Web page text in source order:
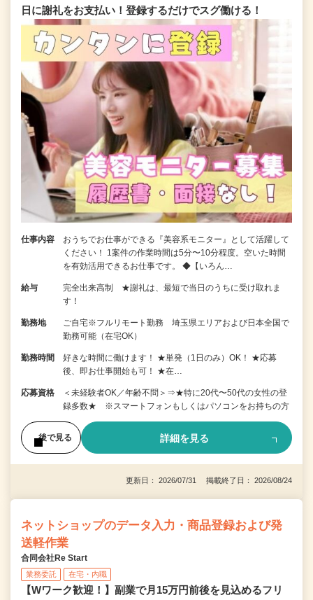
日に謝礼をお支払い！登録するだけでスグ働ける！
仕事内容
おうちでお仕事ができる『美容系モニター』として活躍して
ください！ 1案件の作業時間は5分〜10分程度。空いた時間
を有効活用できるお仕事です。 ◆【いろん…
給与
完全出来高制 ★謝礼は、最短で当日のうちに受け取れま
す！
勤務地
ご自宅※フルリモート勤務 埼玉県エリアおよび日本全国で
勤務可能（在宅OK）
勤務時間
好きな時間に働けます！ ★単発（1日のみ）OK！ ★応募
後、即お仕事開始も可！ ★在…
応募資格
＜未経験者OK／年齢不問＞⇒★特に20代〜50代の女性の登
録多数★ ※スマートフォンもしくはパソコンをお持ちの方
後で見る 詳細を見る
更新日： 2026/07/31 掲載終了日： 2026/08/24
ネットショップのデータ入力・商品登録および発
送軽作業
合同会社Re Start
業務委託 在宅・内職
【Wワーク歓迎！】副業で月15万円前後を見込めるフリ